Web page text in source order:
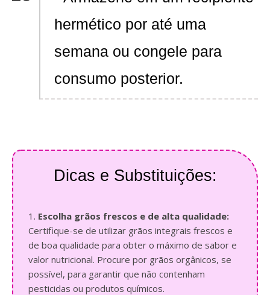
hermético por até uma
semana ou congele para
consumo posterior.
Dicas e Substituições:
1. Escolha grãos frescos e de alta qualidade:
Certifique-se de utilizar grãos integrais frescos e
de boa qualidade para obter o máximo de sabor e
valor nutricional. Procure por grãos orgânicos, se
possível, para garantir que não contenham
pesticidas ou produtos químicos.